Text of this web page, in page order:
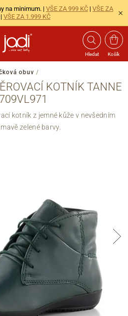
na minimum. | VŠE ZA 999 KČ | VŠE ZA
| VŠE ZA 1.999 KČ
Hledat Košík
obuv /
KOTNÍK TANNE
kotník z jemné kůže v nevšedním
zelené barvy.